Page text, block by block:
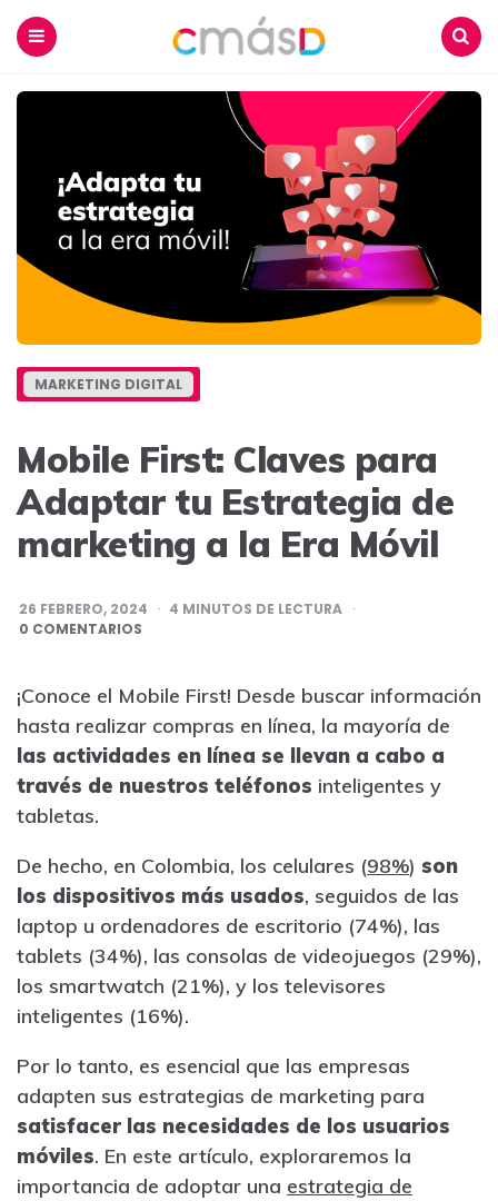
MARKETING DIGITAL
Mobile First: Claves para
Adaptar tu Estrategia de
marketing a la Era Móvil
26 FEBRERO, 2024 4 MINUTOS DE LECTURA
0 COMENTARIOS
¡Conoce el Mobile First! Desde buscar información
hasta realizar compras en línea, la mayoría de
las actividades en línea se llevan a cabo a
través de nuestros teléfonos inteligentes y
tabletas.
De hecho, en Colombia, los celulares (98%) son
los dispositivos más usados, seguidos de las
laptop u ordenadores de escritorio (74%), las
tablets (34%), las consolas de videojuegos (29%),
los smartwatch (21%), y los televisores
inteligentes (16%).
Por lo tanto, es esencial que las empresas
adapten sus estrategias de marketing para
satisfacer las necesidades de los usuarios
móviles. En este artículo, exploraremos la
importancia de adoptar una estrategia de